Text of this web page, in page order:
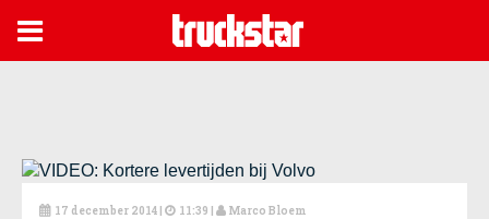

 17 december 2014 |  11:39 |  Marco Bloem